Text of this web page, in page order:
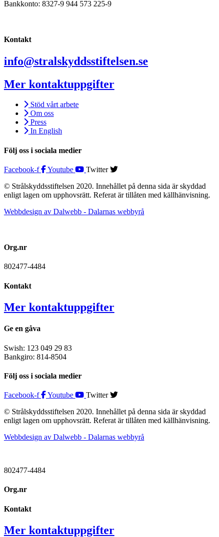
Bankkonto: 8327-9 944 573 225-9
Kontakt
info@stralskyddsstiftelsen.se
Mer kontaktuppgifter
Stöd vårt arbete
Om oss
Press
In English
Följ oss i sociala medier
Facebook-f Youtube
Twitter
© Strålskyddsstiftelsen 2020. Innehållet på denna sida är skyddad
enligt lagen om upphovsrätt. Referat är tillåten med källhänvisning.
Webbdesign av Dalwebb - Dalarnas webbyrå
Org.nr
802477-4484
Kontakt
Mer kontaktuppgifter
Ge en gåva
Swish: 123 049 29 83
Bankgiro: 814-8504
Följ oss i sociala medier
Facebook-f Youtube
Twitter
© Strålskyddsstiftelsen 2020. Innehållet på denna sida är skyddad
enligt lagen om upphovsrätt. Referat är tillåten med källhänvisning.
Webbdesign av Dalwebb - Dalarnas webbyrå
802477-4484
Org.nr
Kontakt
Mer kontaktuppgifter